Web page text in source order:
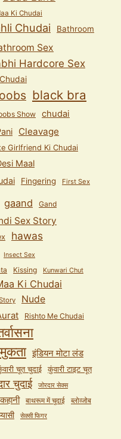
Ki Chudai
Chudai Bathroom
Sex
Hardcore Sex
black bra
Show chudai
Cleavage
Girlfriend Ki Chudai
Maal
Fingering First Sex
gaand Gand
Sex Story
hawas
Insect Sex
Kissing Kunwari Chut
Ki Chudai
Nude
Rishto Me Chudai
इंडियन मोटा लंड
चूत चुदाई कुंवारी टाइट चूत
चुदाई जोरदार सेक्स
बाथरूम में चुदाई
ब्लोव्जोब
सेक्सी फिगर